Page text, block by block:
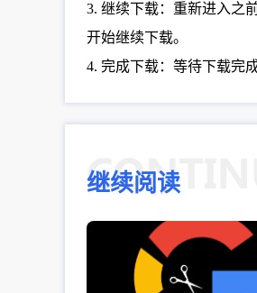
3. 继续下载：重新进入之
开始继续下载。
4. 完成下载：等待下载完
继续阅读